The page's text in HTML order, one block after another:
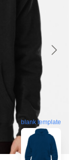
blank template